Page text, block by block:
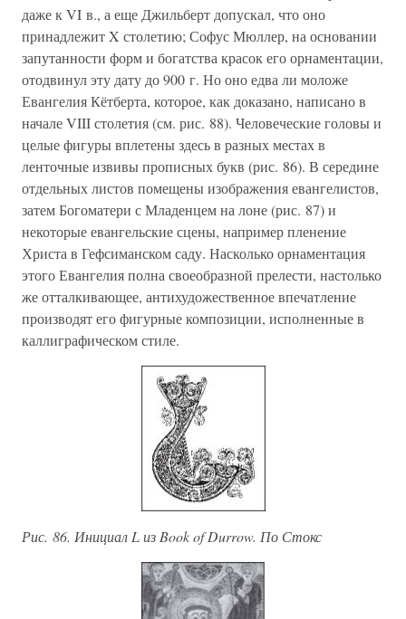
даже к VI в., а еще Джильберт допускал, что оно
принадлежит X столетию; Софус Мюллер, на основании
запутанности форм и богатства красок его орнаментации,
отодвинул эту дату до 900 г. Но оно едва ли моложе
Евангелия Кётберта, которое, как доказано, написано в
начале VIII столетия (см. рис. 88). Человеческие головы и
целые фигуры вплетены здесь в разных местах в
ленточные извивы прописных букв (рис. 86). В середине
отдельных листов помещены изображения евангелистов,
затем Богоматери с Младенцем на лоне (рис. 87) и
некоторые евангельские сцены, например пленение
Христа в Гефсиманском саду. Насколько орнаментация
этого Евангелия полна своеобразной прелести, настолько
же отталкивающее, антихудожественное впечатление
производят его фигурные композиции, исполненные в
каллиграфическом стиле.
Рис. 86. Инициал L из Book of Durrow. По Стокс